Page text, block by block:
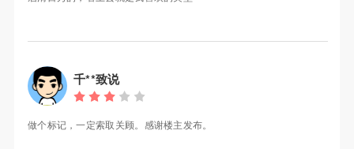
千**致说
做个标记，一定索取关顾。感谢楼主发布。